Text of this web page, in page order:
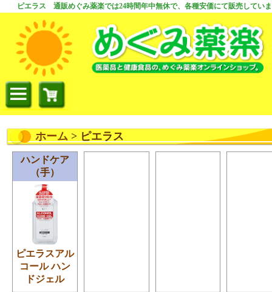
ピエラス 通販めぐみ薬楽では24時間年中無休で、各種安価にて販売してい
ホーム > ピエラス
ハンドケア
（手）
ピエラスアル
コール ハン
ドジェル